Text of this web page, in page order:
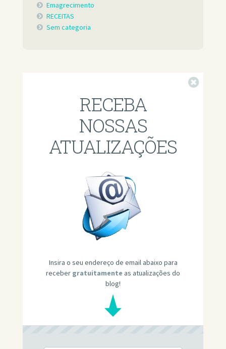
Emagrecimento
RECEITAS
Sem categoria
RECEBA
NOSSAS
ATUALIZAÇÕES
Insira o seu endereço de email abaixo para
receber gratuitamente as atualizações do
blog!